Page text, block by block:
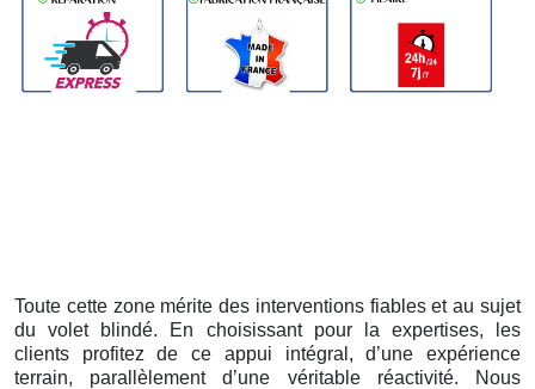
Toute cette zone mérite des interventions fiables et au sujet
du volet blindé. En choisissant pour la expertises, les
clients profitez de ce appui intégral, d’une expérience
terrain, parallèlement d’une véritable réactivité. Nous